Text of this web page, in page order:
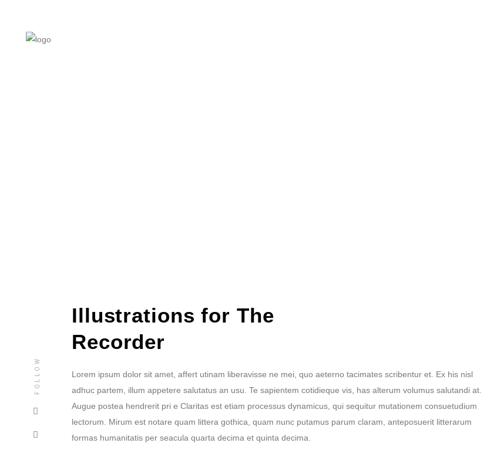
FOLLOW
Illustrations for The
Recorder
Lorem ipsum dolor sit amet, affert utinam liberavisse ne mei, quo aeterno tacimates scribentur et. Ex his nisl
adhuc partem, illum appetere salutatus an usu. Te sapientem cotidieque vis, has alterum volumus salutandi at.
Augue postea hendrerit pri e Claritas est etiam processus dynamicus, qui sequitur mutationem consuetudium
lectorum. Mirum est notare quam littera gothica, quam nunc putamus parum claram, anteposuerit litterarum
formas humanitatis per seacula quarta decima et quinta decima.